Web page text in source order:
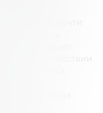
почти
запасы,
она сокращает
Если впоследствии
и снизятся
с
время, когда